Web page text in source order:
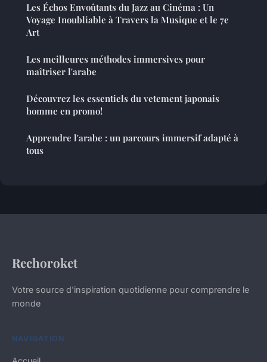
Les Échos Envoûtants du Jazz au Cinéma : Un
Voyage Inoubliable à Travers la Musique et le 7e
Art
Les meilleures méthodes immersives pour
maîtriser l'arabe
Découvrez les essentiels du vetement japonais
homme en promo!
Apprendre l'arabe : un parcours immersif adapté à
tous
Rechoroket
Votre source d'inspiration quotidienne pour comprendre le
monde
NAVIGATION